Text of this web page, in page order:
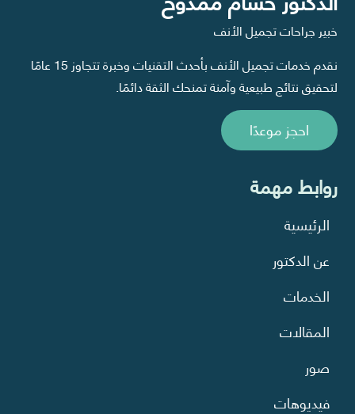
روابط مهمة
الرئيسية
عن الدكتور
الخدمات
المقالات
صور
فيديوهات
خبير جراحات تجميل الأنف
نقدم خدمات تجميل الأنف بأحدث التقنيات وخبرة تتجاوز 15 عامًا
لتحقيق نتائج طبيعية وآمنة تمنحك الثقة دائمًا.
احجز موعدًا